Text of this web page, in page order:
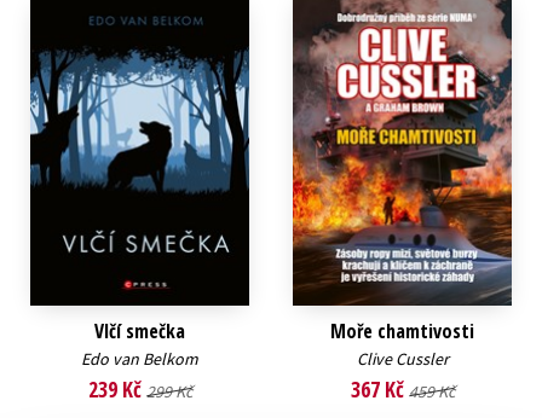
Vlčí smečka
Edo van Belkom
239 Kč 299 Kč
Moře chamtivosti
Clive Cussler
367 Kč 459 Kč